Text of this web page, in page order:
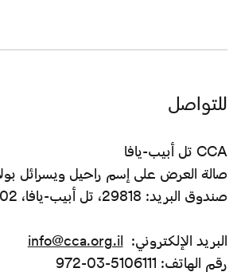
للتواصل
CCA تل أبيب-يافا
صالة العرض على إسم راحيل ويسرائل
صندوق البريد: 29818، تل أبيب-يافا، 6129702
البريد الإلكتروني: info@cca.org.il
رقم الهاتف: 5106111-03-972